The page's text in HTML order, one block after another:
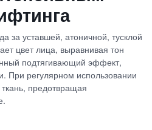
за уставшей, атоничной, тусклой
цвет лица, выравнивая тон
подтягивающий эффект,
При регулярном использовании
предотвращая